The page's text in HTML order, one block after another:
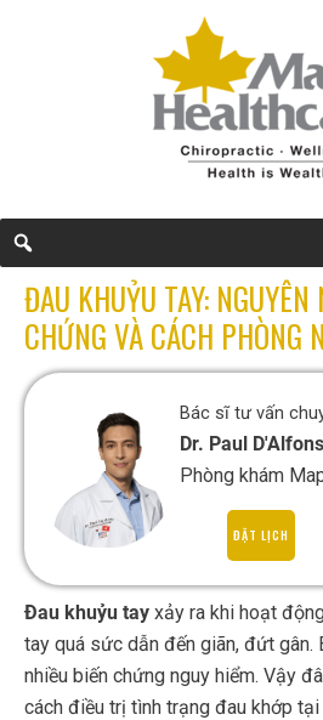
ĐAU KHUỶU TAY: NGUYÊN
CHỨNG VÀ CÁCH PHÒNG
Bác sĩ tư vấn
Dr. Paul
Phòng khám
ĐẶT LỊCH
Đau khuỷu tay xảy ra khi hoạt
tay quá sức dẫn đến giãn, đứt gân.
nhiều biến chứng nguy hiểm. Vậy
cách điều trị tình trạng đau khớp